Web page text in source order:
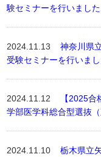
験セミナーを行いました
2024.11.13神奈川県
受験セミナーを行いまし
2024.11.12
【2025
学部医学科総合型選抜
2024.11.10栃木県立